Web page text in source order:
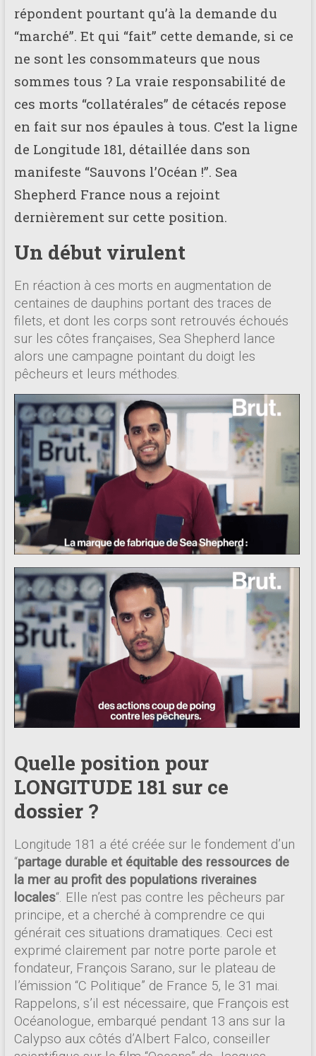
répondent pourtant qu’à la demande du
“marché”. Et qui “fait” cette demande, si ce
ne sont les consommateurs que nous
sommes tous ? La vraie responsabilité de
ces morts “collatérales” de cétacés repose
en fait sur nos épaules à tous. C’est la ligne
de Longitude 181, détaillée dans son
manifeste “Sauvons l’Océan !”. Sea
Shepherd France nous a rejoint
dernièrement sur cette position.
Un début virulent
En réaction à ces morts en augmentation de
centaines de dauphins portant des traces de
filets, et dont les corps sont retrouvés échoués
sur les côtes françaises, Sea Shepherd lance
alors une campagne pointant du doigt les
pêcheurs et leurs méthodes.
Quelle position pour
LONGITUDE 181 sur ce
dossier ?
Longitude 181 a été créée sur le fondement d’un
“partage durable et équitable des ressources de
la mer au profit des populations riveraines
locales“. Elle n’est pas contre les pêcheurs par
principe, et a cherché à comprendre ce qui
générait ces situations dramatiques. Ceci est
exprimé clairement par notre porte parole et
fondateur, François Sarano, sur le plateau de
l’émission “C Politique” de France 5, le 31 mai.
Rappelons, s’il est nécessaire, que François est
Océanologue, embarqué pendant 13 ans sur la
Calypso aux côtés d’Albert Falco, conseiller